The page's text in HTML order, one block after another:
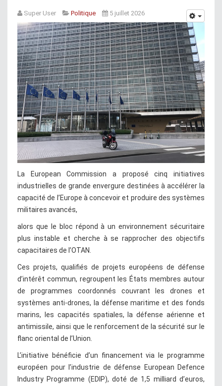
Super User Politique 5 juillet 2026
La European Commission a proposé cinq initiatives
industrielles de grande envergure destinées à accélérer la
capacité de l’Europe à concevoir et produire des systèmes
militaires avancés,
alors que le bloc répond à un environnement sécuritaire
plus instable et cherche à se rapprocher des objectifs
capacitaires de l’OTAN.
Ces projets, qualifiés de projets européens de défense
d’intérêt commun, regroupent les États membres autour
de programmes coordonnés couvrant les drones et
systèmes anti-drones, la défense maritime et des fonds
marins, les capacités spatiales, la défense aérienne et
antimissile, ainsi que le renforcement de la sécurité sur le
flanc oriental de l’Union.
L’initiative bénéficie d’un financement via le programme
européen pour l’industrie de défense European Defence
Industry Programme (EDIP), doté de 1,5 milliard d’euros,